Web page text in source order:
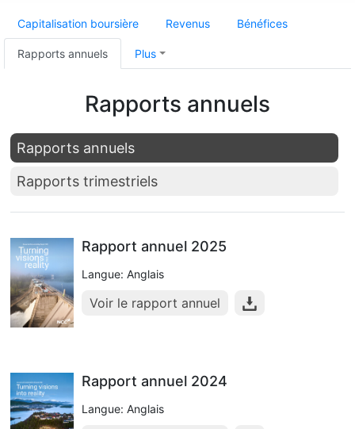
Capitalisation boursière Revenus Bénéfices
Rapports annuels Plus
Rapports annuels
Rapports annuels
Rapports trimestriels
Rapport annuel 2025
Langue: Anglais
Voir le rapport annuel
Rapport annuel 2024
Langue: Anglais